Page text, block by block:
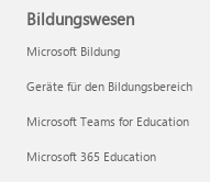
Bildungswesen
Microsoft Bildung
Geräte für den Bildungsbereich
Microsoft Teams for Education
Microsoft 365 Education